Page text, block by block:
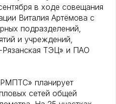
в ходе совещания
Виталия Артёмова с
подразделений,
и учреждений,
Рязанская ТЭЦ» и ПАО
планирует
сетей общей